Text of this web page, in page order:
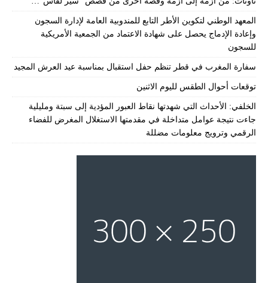
المعهد الوطني لتكوين الأطر التابع للمندوبية العامة لإدارة السجون
وإعادة الإدماج يحصل على شهادة الاعتماد من الجمعية الأمريكية
للسجون
سفارة المغرب في قطر تنظم حفل استقبال بمناسبة عيد العرش المجيد
توقعات أحوال الطقس لليوم الاثنين
الخلفي: الأحداث التي شهدتها نقاط العبور المؤدية إلى سبتة ومليلية
جاءت نتيجة عوامل متداخلة في مقدمتها الاستغلال المغرض للفضاء
الرقمي وترويج معلومات مضللة